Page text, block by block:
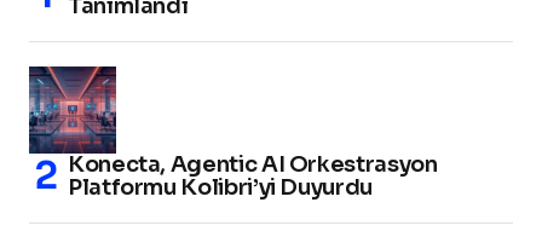
Tanımlandı
Konecta, Agentic AI Orkestrasyon
Platformu Kolibri’yi Duyurdu